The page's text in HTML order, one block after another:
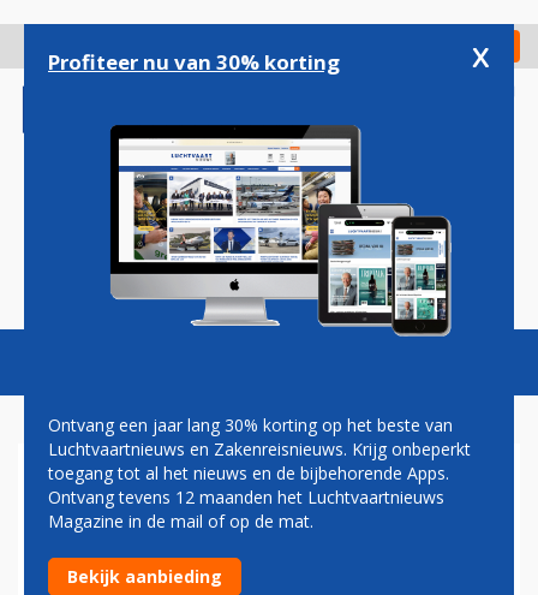
gaan
Check in
Magazine Podcasts Vacatures
'AIR FRANCE TE LAAT
BEGONNEN MET
REORGANISEREN'
Profiteer nu van 30% korting x
Ontvang een jaar lang 30% korting op het beste van
Luchtvaartnieuws en Zakenreisnieuws. Krijg onbeperkt
toegang tot al het nieuws en de bijbehorende Apps.
Ontvang tevens 12 maanden het Luchtvaartnieuws
Magazine in de mail of op de mat.
Bekijk aanbieding